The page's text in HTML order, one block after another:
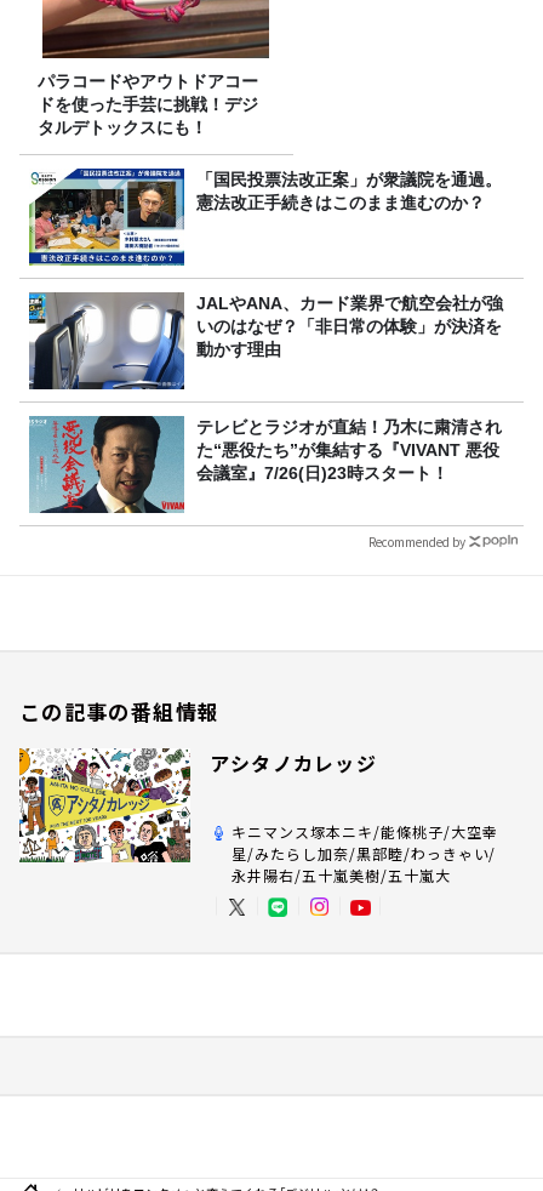
パラコードやアウトドアコー
ドを使った手芸に挑戦！デジ
タルデトックスにも！
「国民投票法改正案」が衆議院を通過。
憲法改正手続きはこのまま進むのか？
JALやANA、カード業界で航空会社が強
いのはなぜ？「非日常の体験」が決済を
動かす理由
テレビとラジオが直結！乃木に粛清され
た“悪役たち”が集結する『VIVANT 悪役
会議室』7/26(日)23時スタート！
Recommended by
この記事の番組情報
アシタノカレッジ
キニマンス塚本ニキ/能條桃子/大空幸
星/みたらし加奈/黒部睦/わっきゃい/
永井陽右/五十嵐美樹/五十嵐大